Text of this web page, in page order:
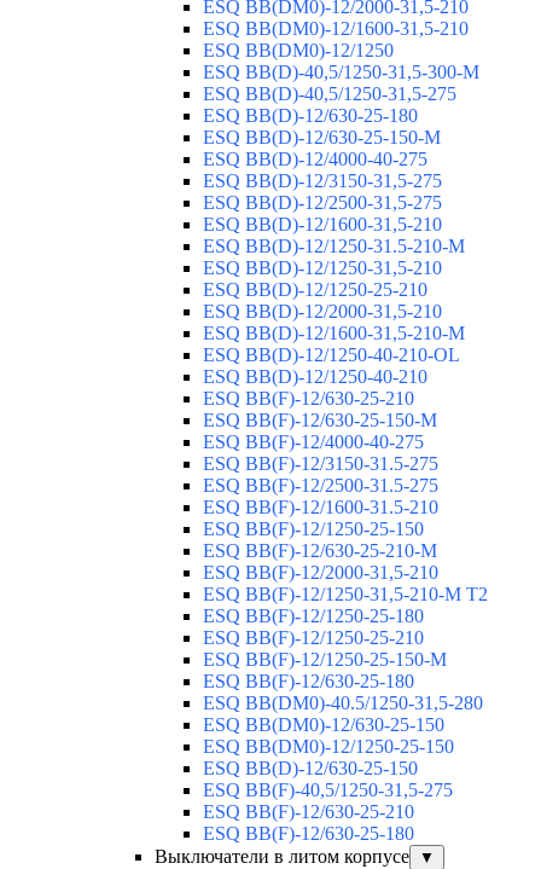
ESQ ВВ(DM0)-12/2000-31,5-210
ESQ ВВ(DM0)-12/1600-31,5-210
ESQ ВВ(DM0)-12/1250
ESQ ВВ(D)-40,5/1250-31,5-300-М
ESQ ВВ(D)-40,5/1250-31,5-275
ESQ ВВ(D)-12/630-25-180
ESQ ВВ(D)-12/630-25-150-М
ESQ ВВ(D)-12/4000-40-275
ESQ ВВ(D)-12/3150-31,5-275
ESQ ВВ(D)-12/2500-31,5-275
ESQ ВВ(D)-12/1600-31,5-210
ESQ ВВ(D)-12/1250-31.5-210-М
ESQ ВВ(D)-12/1250-31,5-210
ESQ ВВ(D)-12/1250-25-210
ESQ BB(D)-12/2000-31,5-210
ESQ BB(D)-12/1600-31,5-210-М
ESQ BB(D)-12/1250-40-210-OL
ESQ BB(D)-12/1250-40-210
ESQ ВВ(F)-12/630-25-210
ESQ ВВ(F)-12/630-25-150-М
ESQ ВВ(F)-12/4000-40-275
ESQ ВВ(F)-12/3150-31.5-275
ESQ ВВ(F)-12/2500-31.5-275
ESQ ВВ(F)-12/1600-31.5-210
ESQ ВВ(F)-12/1250-25-150
ESQ BB(F)-12/630-25-210-М
ESQ BB(F)-12/2000-31,5-210
ESQ BB(F)-12/1250-31,5-210-М T2
ESQ BB(F)-12/1250-25-180
ESQ ВВ(F)-12/1250-25-210
ESQ ВВ(F)-12/1250-25-150-М
ESQ BB(F)-12/630-25-180
ESQ ВВ(DM0)-40.5/1250-31,5-280
ESQ ВВ(DM0)-12/630-25-150
ESQ ВВ(DM0)-12/1250-25-150
ESQ BB(D)-12/630-25-150
ESQ ВВ(F)-40,5/1250-31,5-275
ESQ ВВ(F)-12/630-25-210
ESQ ВВ(F)-12/630-25-180
Выключатели в литом корпусе
▼